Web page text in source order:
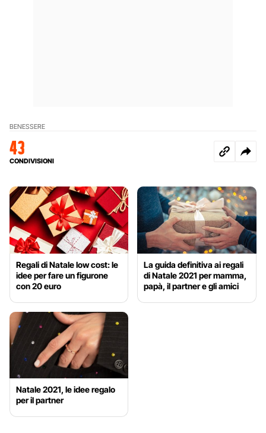
BENESSERE
43
CONDIVISIONI
Regali di Natale low cost: le
idee per fare un figurone
con 20 euro
La guida definitiva ai regali
di Natale 2021 per mamma,
papà, il partner e gli amici
Natale 2021, le idee regalo
per il partner